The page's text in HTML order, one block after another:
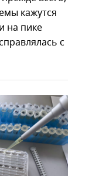
кажутся
на пике
с